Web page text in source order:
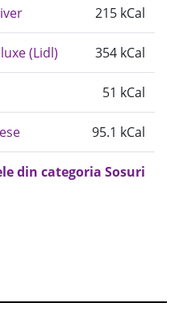
215 kCal
(Lidl) 354 kCal
51 kCal
95.1 kCal
din categoria Sosuri